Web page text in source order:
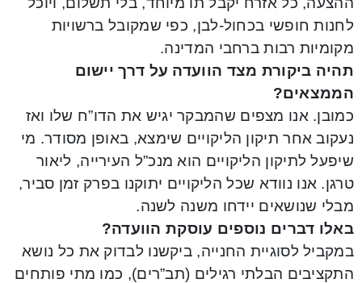
לחנות חופשי בכחול-לבן, כפי שמקובל ברשויות
מקומיות רבות ברחבי המדינה.
תהיה ביקורת מצד הוועדה על דרך יישום
הממצאים?
כמובן. אנו מצפים שהמבקר יגיש את הדו”ח שלו ואז
נעקוב אחר תיקון הליקויים שימצא, באופן מסודר. מי
שיפעל לתיקון הליקויים הוא מנכ”ל העירייה, ליאור
טרגן. אנו נוודא שכל הליקויים יתוקנו בפרק זמן סביר,
מבלי שנושאים יידחו משנה לשנה.
באלו דברים נוספים עוסקת הוועדה?
במקביל לסוגיית החנייה, ביקשנו לבדוק את כל נושא
התקציבים הבלתי רגילים (תב”רים), כמו מתי פותחים